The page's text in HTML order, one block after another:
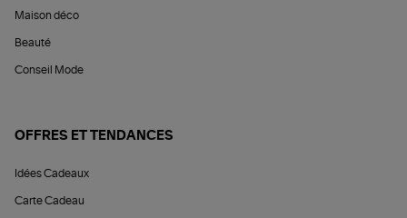
Maison déco
Beauté
Conseil Mode
OFFRES ET TENDANCES
Idées Cadeaux
Carte Cadeau